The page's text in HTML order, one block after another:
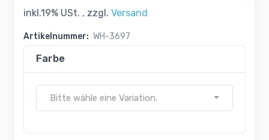
inkl.19% USt. , zzgl. Versand
Artikelnummer: WH-3697
Farbe
Bitte wähle eine Variation.